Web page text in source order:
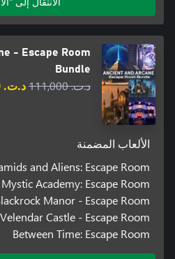
- Escape Room
Bundle
د.ت.‏ 111,000 د.ت.‏ 88,800
الألعاب المضمنة
and Aliens: Escape Room
Mystic Academy: Escape Room
Manor - Escape Room
Castle - Escape Room
Between Time: Escape Room